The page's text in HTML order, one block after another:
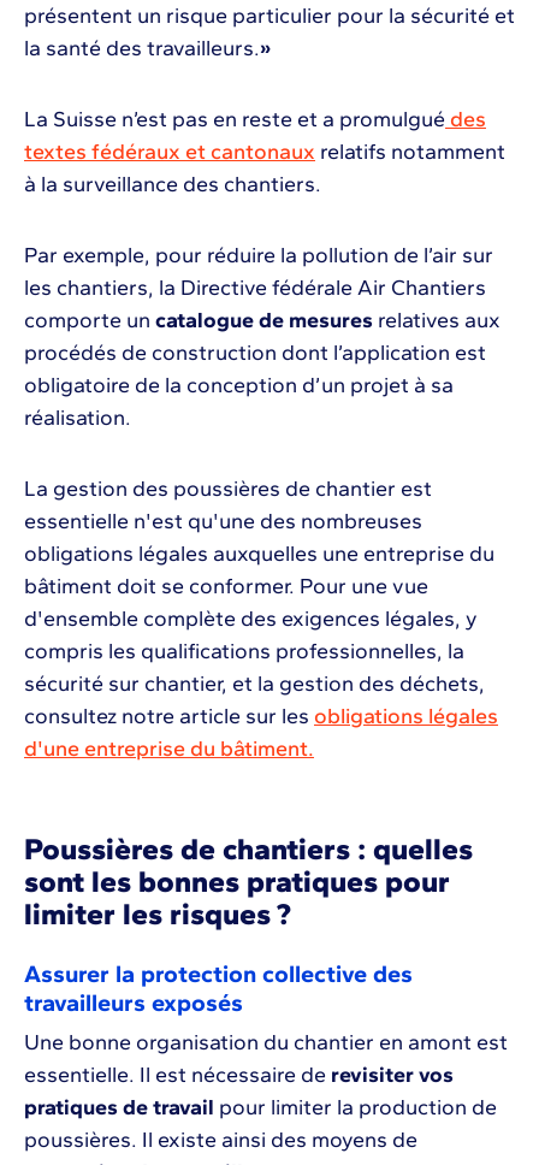
présentent un risque particulier pour la sécurité et
la santé des travailleurs.»
La Suisse n’est pas en reste et a promulgué des
textes fédéraux et cantonaux relatifs notamment
à la surveillance des chantiers.
Par exemple, pour réduire la pollution de l’air sur
les chantiers, la Directive fédérale Air Chantiers
comporte un catalogue de mesures relatives aux
procédés de construction dont l’application est
obligatoire de la conception d’un projet à sa
réalisation.
La gestion des poussières de chantier est
essentielle n'est qu'une des nombreuses
obligations légales auxquelles une entreprise du
bâtiment doit se conformer. Pour une vue
d'ensemble complète des exigences légales, y
compris les qualifications professionnelles, la
sécurité sur chantier, et la gestion des déchets,
consultez notre article sur les obligations légales
d'une entreprise du bâtiment.
Poussières de chantiers : quelles
sont les bonnes pratiques pour
limiter les risques ?
Assurer la protection collective des
travailleurs exposés
Une bonne organisation du chantier en amont est
essentielle. Il est nécessaire de revisiter vos
pratiques de travail pour limiter la production de
poussières. Il existe ainsi des moyens de